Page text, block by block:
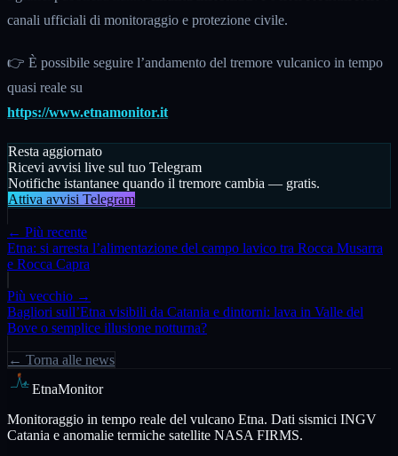
canali ufficiali di monitoraggio e protezione civile.
👉 È possibile seguire l’andamento del tremore vulcanico in tempo
quasi reale su
https://www.etnamonitor.it
Resta aggiornato
Ricevi avvisi live sul tuo Telegram
Notifiche istantanee quando il tremore cambia — gratis.
Attiva avvisi Telegram
← Più recente
Etna: si arresta l’alimentazione del campo lavico tra Rocca Musarra
e Rocca Capra
Più vecchio →
Bagliori sull’Etna visibili da Catania e dintorni: lava in Valle del
Bove o semplice illusione notturna?
← Torna alle news
EtnaMonitor
Monitoraggio in tempo reale del vulcano Etna. Dati sismici INGV
Catania e anomalie termiche satellite NASA FIRMS.